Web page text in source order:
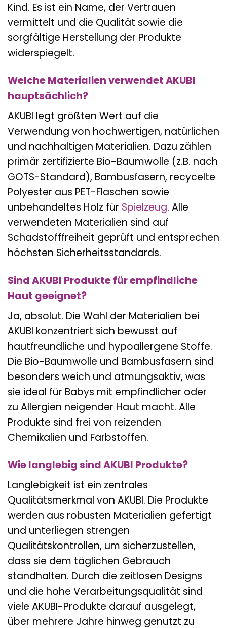
Kind. Es ist ein Name, der Vertrauen
vermittelt und die Qualität sowie die
sorgfältige Herstellung der Produkte
widerspiegelt.
Welche Materialien verwendet AKUBI
hauptsächlich?
AKUBI legt größten Wert auf die
Verwendung von hochwertigen, natürlichen
und nachhaltigen Materialien. Dazu zählen
primär zertifizierte Bio-Baumwolle (z.B. nach
GOTS-Standard), Bambusfasern, recycelte
Polyester aus PET-Flaschen sowie
unbehandeltes Holz für Spielzeug. Alle
verwendeten Materialien sind auf
Schadstofffreiheit geprüft und entsprechen
höchsten Sicherheitsstandards.
Sind AKUBI Produkte für empfindliche
Haut geeignet?
Ja, absolut. Die Wahl der Materialien bei
AKUBI konzentriert sich bewusst auf
hautfreundliche und hypoallergene Stoffe.
Die Bio-Baumwolle und Bambusfasern sind
besonders weich und atmungsaktiv, was
sie ideal für Babys mit empfindlicher oder
zu Allergien neigender Haut macht. Alle
Produkte sind frei von reizenden
Chemikalien und Farbstoffen.
Wie langlebig sind AKUBI Produkte?
Langlebigkeit ist ein zentrales
Qualitätsmerkmal von AKUBI. Die Produkte
werden aus robusten Materialien gefertigt
und unterliegen strengen
Qualitätskontrollen, um sicherzustellen,
dass sie dem täglichen Gebrauch
standhalten. Durch die zeitlosen Designs
und die hohe Verarbeitungsqualität sind
viele AKUBI-Produkte darauf ausgelegt,
über mehrere Jahre hinweg genutzt zu